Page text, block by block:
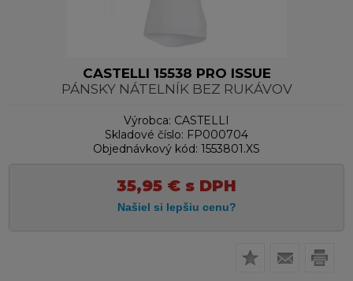
CASTELLI 15538 PRO ISSUE
PÁNSKY NÁTELNÍK BEZ RUKÁVOV
Výrobca: CASTELLI
Skladové číslo: FP000704
Objednávkový kód: 1553801.XS
35,95 € s DPH